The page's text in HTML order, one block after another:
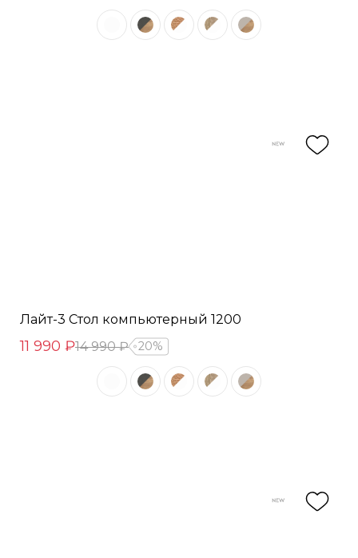
Лайт-3 Стол компьютерный 1200
11 990 ₽14 990 ₽ 20%